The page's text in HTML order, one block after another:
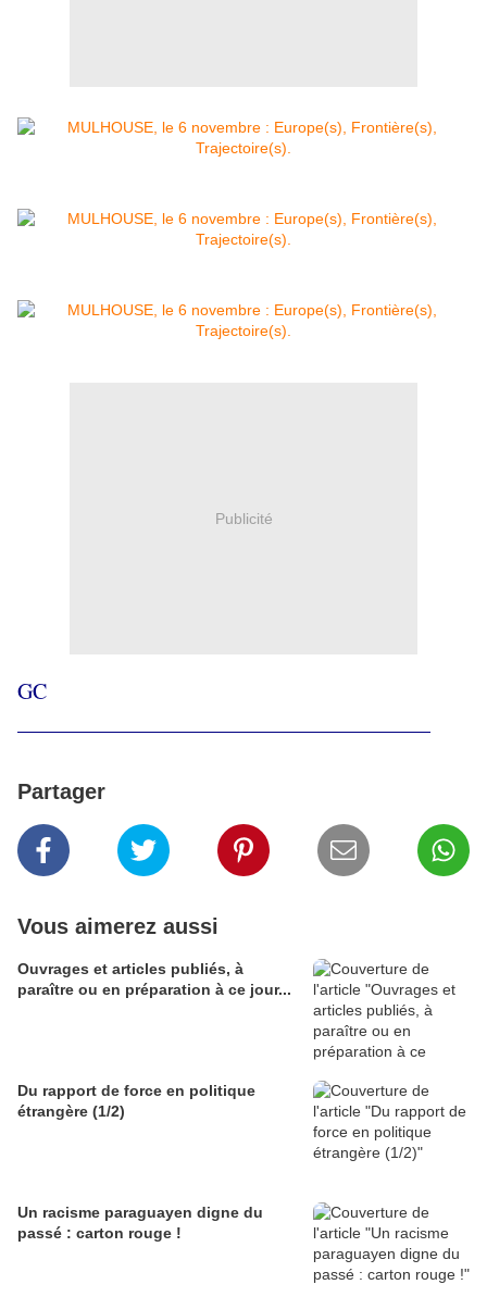
Publicité
GC
Partager
Vous aimerez aussi
Ouvrages et articles publiés, à
paraître ou en préparation à ce jour...
Du rapport de force en politique
étrangère (1/2)
Un racisme paraguayen digne du
passé : carton rouge !